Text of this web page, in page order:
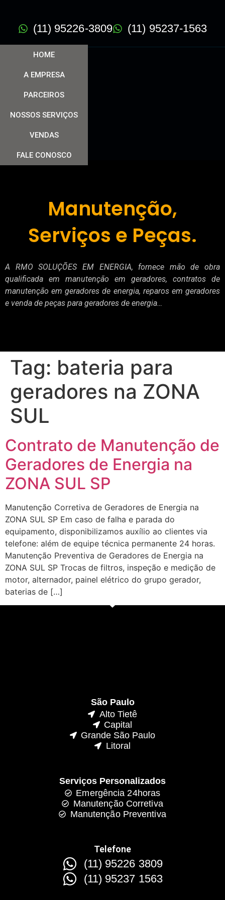
(11) 95226-3809 (11) 95237-1563
HOME
A EMPRESA
PARCEIROS
NOSSOS SERVIÇOS
VENDAS
FALE CONOSCO
Manutenção,
Serviços e Peças.
A RMO SOLUÇÕES EM ENERGIA, fornece mão de obra
qualificada em manutenção em geradores, contratos de
manutenção em geradores de energia, reparos em geradores
e venda de peças para geradores de energia…
Tag: bateria para
geradores na ZONA
SUL
Contrato de Manutenção de
Geradores de Energia na
ZONA SUL SP
Manutenção Corretiva de Geradores de Energia na
ZONA SUL SP Em caso de falha e parada do
equipamento, disponibilizamos auxílio ao clientes via
telefone: além de equipe técnica permanente 24 horas.
Manutenção Preventiva de Geradores de Energia na
ZONA SUL SP Trocas de filtros, inspeção e medição de
motor, alternador, painel elétrico do grupo gerador,
baterias de […]
São Paulo
Alto Tietê
Capital
Grande São Paulo
Litoral
Serviços Personalizados
Emergência 24horas
Manutenção Corretiva
Manutenção Preventiva
Telefone
(11) 95226 3809
(11) 95237 1563